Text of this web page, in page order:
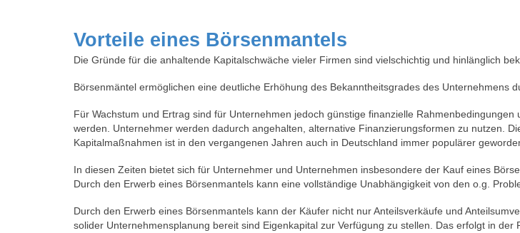
Vorteile eines Börsenmantels
Die Gründe für die anhaltende Kapitalschwäche vieler Firmen sind vielschichtig und hinlänglich
Börsenmäntel ermöglichen eine deutliche Erhöhung des Bekanntheitsgrades des Unternehmens
Für Wachstum und Ertrag sind für Unternehmen jedoch günstige finanzielle
werden. Unternehmer werden dadurch angehalten, alternative Finanzierungsformen zu nutzen.
Kapitalmaßnahmen ist in den vergangenen Jahren auch in Deutschland immer populärer
In diesen Zeiten bietet sich für Unternehmer und Unternehmen insbesondere der Kauf eines
Durch den Erwerb eines Börsenmantels kann eine vollständige Unabhängigkeit von den o.g.
Durch den Erwerb eines Börsenmantels kann der Käufer nicht nur Anteilsverkäufe und
solider Unternehmensplanung bereit sind Eigenkapital zur Verfügung zu stellen. Das erfolgt in der